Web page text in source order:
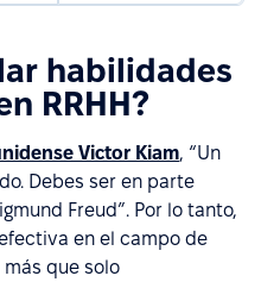
habilidades
RRHH?
Victor Kiam, “Un
Debes ser en parte
Freud”. Por lo tanto,
en el campo de
que solo